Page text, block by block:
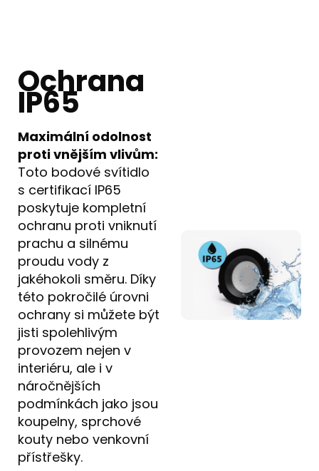
Ochrana
IP65
Maximální odolnost
proti vnějším vlivům:
Toto bodové svítidlo
s certifikací IP65
poskytuje kompletní
ochranu proti vniknutí
prachu a silnému
proudu vody z
jakéhokoli směru. Díky
této pokročilé úrovni
ochrany si můžete být
jisti spolehlivým
provozem nejen v
interiéru, ale i v
náročnějších
podmínkách jako jsou
koupelny, sprchové
kouty nebo venkovní
přístřešky.